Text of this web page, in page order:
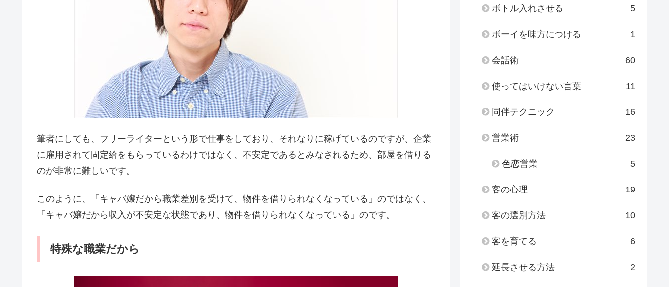
筆者にしても、フリーライターという形で仕事をしており、それなりに稼げているのですが、企業
に雇用されて固定給をもらっているわけではなく、不安定であるとみなされるため、部屋を借りる
のが非常に難しいです。
このように、「キャバ嬢だから職業差別を受けて、物件を借りられなくなっている」のではなく、
「キャバ嬢だから収入が不安定な状態であり、物件を借りられなくなっている」のです。
特殊な職業だから
ボトル入れさせる 5
ボーイを味方につける 1
会話術 60
使ってはいけない言葉 11
同伴テクニック 16
営業術 23
色恋営業 5
客の心理 19
客の選別方法 10
客を育てる 6
延長させる方法 2